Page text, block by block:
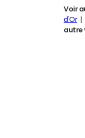
Voir
d'Or
autre